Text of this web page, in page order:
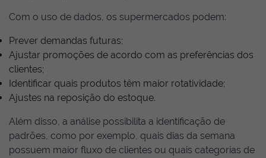
Com o uso de dados, os supermercados podem:
Prever demandas futuras;
Ajustar promoções de acordo com as preferências dos
clientes;
Identificar quais produtos têm maior rotatividade;
Ajustes na reposição do estoque.
Além disso, a análise possibilita a identificação de
padrões, como por exemplo, quais dias da semana
possuem maior fluxo de clientes ou quais categorias de